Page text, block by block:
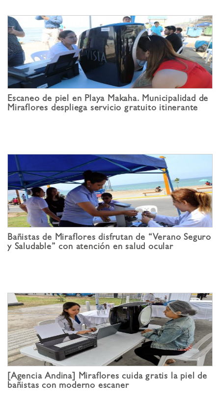
Escaneo de piel en Playa Makaha. Municipalidad de
Miraflores despliega servicio gratuito itinerante
Bañistas de Miraflores disfrutan de “Verano Seguro
y Saludable” con atención en salud ocular
[Agencia Andina] Miraflores cuida gratis la piel de
bañistas con moderno escaner